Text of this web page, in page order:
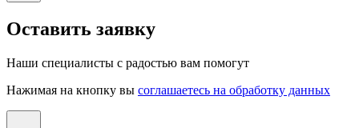
Оставить заявку
Наши специалисты с радостью вам помогут
Нажимая на кнопку вы соглашаетесь на обработку данных